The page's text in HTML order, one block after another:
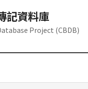
記資料庫
Project (CBDB)